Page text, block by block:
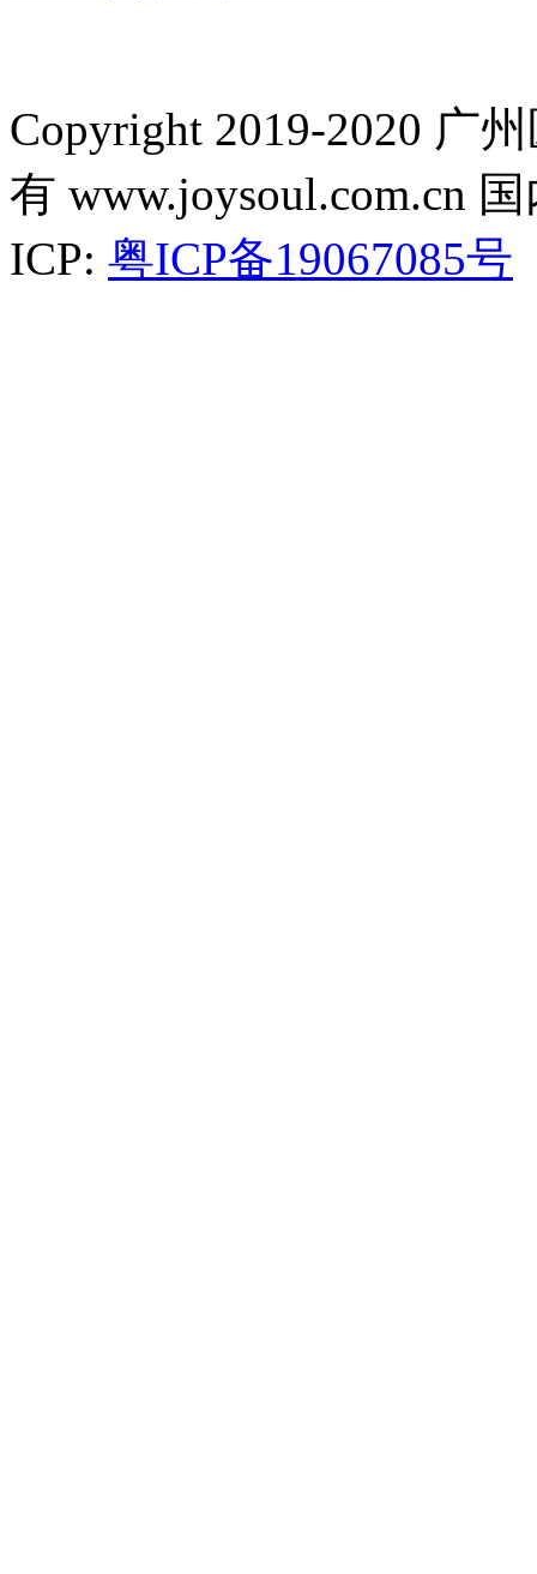
Copyright 2019-2020 广
有 www.joysoul.com.cn
ICP: 粤ICP备19067085号